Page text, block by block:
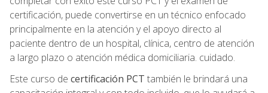
certificación, puede convertirse en un técnico enfocado
principalmente en la atención y el apoyo directo al
paciente dentro de un hospital, clínica, centro de atención
a largo plazo o atención médica domiciliaria. cuidado.
Este curso de certificación PCT también le brindará una